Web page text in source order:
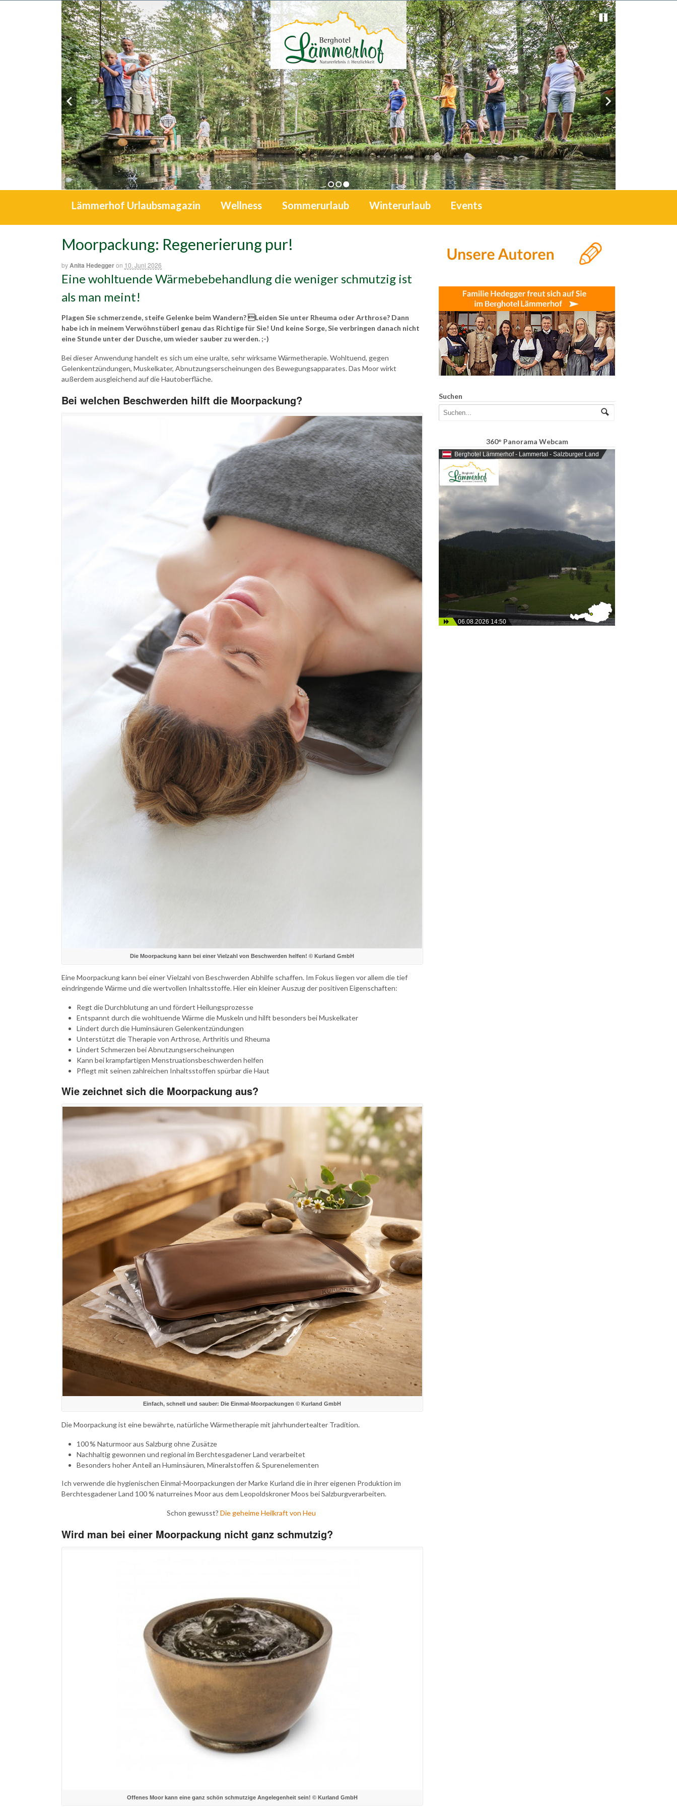
1 2 3
Lämmerhof Urlaubsmagazin Wellness Sommerurlaub Winterurlaub Events
Moorpackung: Regenerierung pur!
byAnita Hedeggeron 10. Juni 2026
Eine wohltuende Wärmebebehandlung die weniger schmutzig ist
als man meint!
Plagen Sie schmerzende, steife Gelenke beim Wandern? Leiden Sie unter Rheuma oder Arthrose? Dann
habe ich in meinem Verwöhnstüberl genau das Richtige für Sie! Und keine Sorge, Sie verbringen danach nicht
eine Stunde unter der Dusche, um wieder sauber zu werden. ;-)
Bei dieser Anwendung handelt es sich um eine uralte, sehr wirksame Wärmetherapie. Wohltuend, gegen
Gelenkentzündungen, Muskelkater, Abnutzungserscheinungen des Bewegungsapparates. Das Moor wirkt
außerdem ausgleichend auf die Hautoberfläche.
Bei welchen Beschwerden hilft die Moorpackung?
Die Moorpackung kann bei einer Vielzahl von Beschwerden helfen! © Kurland GmbH
Eine Moorpackung kann bei einer Vielzahl von Beschwerden Abhilfe schaffen. Im Fokus liegen vor allem die tief
eindringende Wärme und die wertvollen Inhaltsstoffe. Hier ein kleiner Auszug der positiven Eigenschaften:
Regt die Durchblutung an und fördert Heilungsprozesse
Entspannt durch die wohltuende Wärme die Muskeln und hilft besonders bei Muskelkater
Lindert durch die Huminsäuren Gelenkentzündungen
Unterstützt die Therapie von Arthrose, Arthritis und Rheuma
Lindert Schmerzen bei Abnutzungserscheinungen
Kann bei krampfartigen Menstruationsbeschwerden helfen
Pflegt mit seinen zahlreichen Inhaltsstoffen spürbar die Haut
Wie zeichnet sich die Moorpackung aus?
Einfach, schnell und sauber: Die Einmal-Moorpackungen © Kurland GmbH
Die Moorpackung ist eine bewährte, natürliche Wärmetherapie mit jahrhundertealter Tradition.
100 % Naturmoor aus Salzburg ohne Zusätze
Nachhaltig gewonnen und regional im Berchtesgadener Land verarbeitet
Besonders hoher Anteil an Huminsäuren, Mineralstoffen & Spurenelementen
Ich verwende die hygienischen Einmal-Moorpackungen der Marke Kurland die in ihrer eigenen Produktion im
Berchtesgadener Land 100 % naturreines Moor aus dem Leopoldskroner Moos bei Salzburgverarbeiten.
Schon gewusst? Die geheime Heilkraft von Heu
Wird man bei einer Moorpackung nicht ganz schmutzig?
Offenes Moor kann eine ganz schön schmutzige Angelegenheit sein! © Kurland GmbH
Suchen
360° Panorama Webcam
Berghotel Lämmerhof - Lammertal - Salzburger Land
06.08.2026 14:50